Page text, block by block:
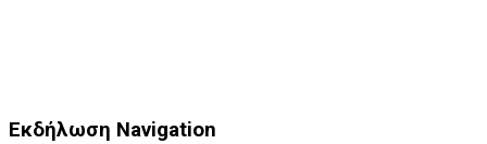
Εκδήλωση Navigation